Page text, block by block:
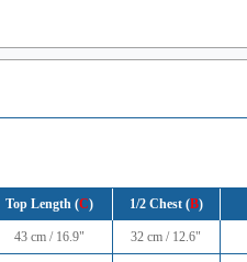
Top Length (C) 1/2 Chest (B)
43 cm / 16.9" 32 cm / 12.6"